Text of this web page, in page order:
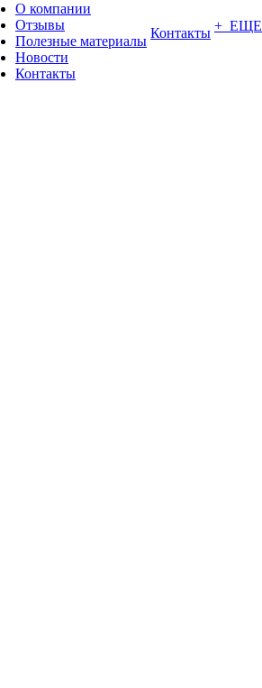
О компании
Отзывы
Полезные материалы
Новости
Контакты
Контакты + ЕЩЕ